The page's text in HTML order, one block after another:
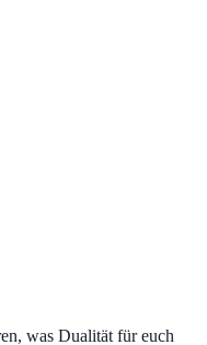
was Dualität für euch